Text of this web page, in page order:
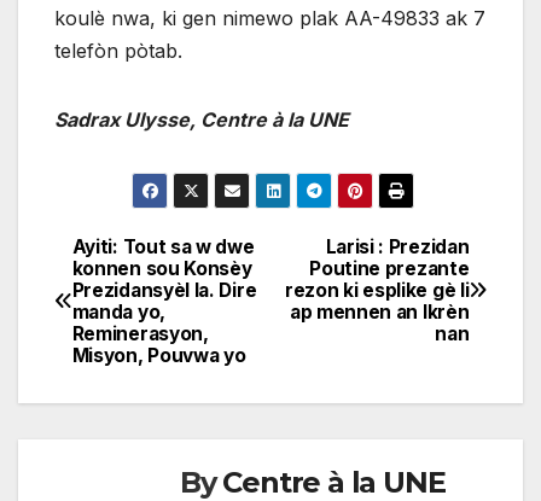
koulè nwa, ki gen nimewo plak AA-49833 ak 7
telefòn pòtab.
Sadrax Ulysse, Centre à la UNE
Navigation
de
l'article
Larisi : Prezidan
Poutine prezante
rezon ki esplike gè li
ap mennen an Ikrèn
nan
Ayiti: Tout sa w dwe
konnen sou Konsèy
Prezidansyèl la. Dire
manda yo,
Reminerasyon,
Misyon, Pouvwa yo
ByCentre à la UNE